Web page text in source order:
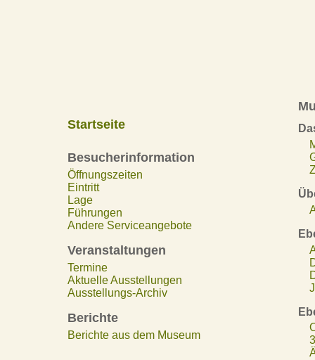
Startseite
Besucherinformation
Öffnungszeiten
Eintritt
Lage
Führungen
Andere Serviceangebote
Veranstaltungen
Termine
Aktuelle Ausstellungen
Ausstellungs-Archiv
Berichte
Berichte aus dem Museum